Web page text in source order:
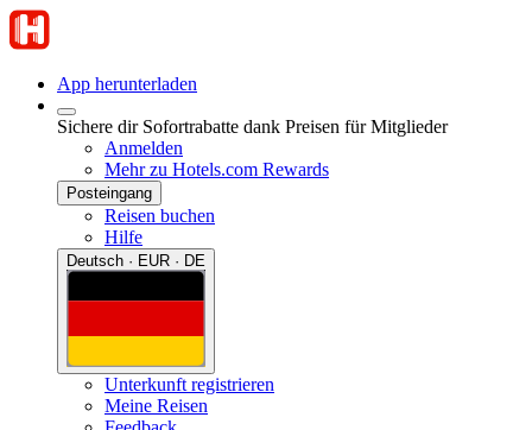
App herunterladen
Sichere dir Sofortrabatte dank Preisen für Mitglieder
Anmelden
Mehr zu Hotels.com Rewards
Posteingang
Reisen buchen
Hilfe
Deutsch · EUR · DE
Unterkunft registrieren
Meine Reisen